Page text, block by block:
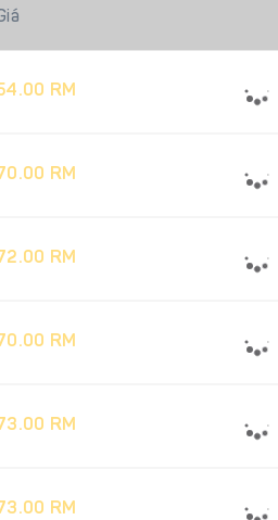
RM
RM
RM
RM
RM
RM